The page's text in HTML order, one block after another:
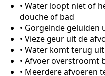
• Water loopt niet of
douche of bad
• Gorgelnde geluiden
• Vieze geur uit de
• Water komt terug
• Afvoer overstroomt
• Meerdere afvoeren